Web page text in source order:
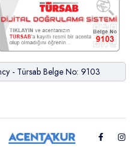
- Türsab Belge No: 9103